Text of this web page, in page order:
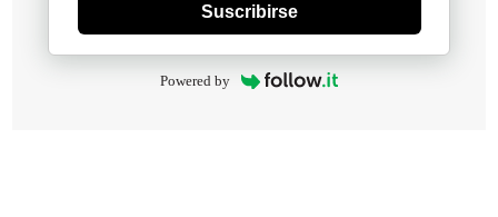
Suscribirse
Powered by